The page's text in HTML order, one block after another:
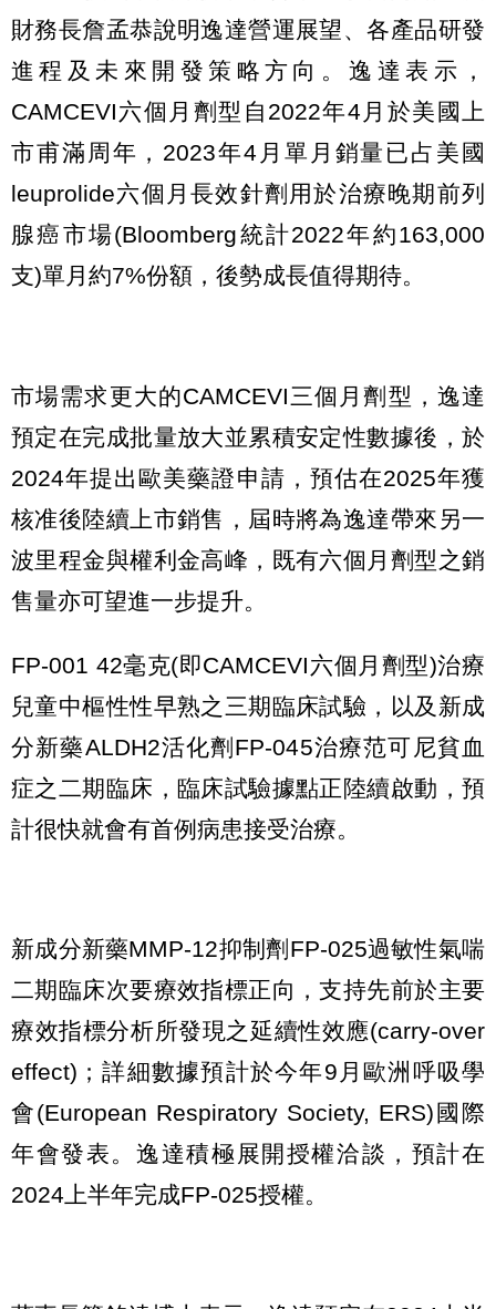
財務長詹孟恭說明逸達營運展望、各產品研發
進程及未來開發策略方向。逸達表示，
CAMCEVI六個月劑型自2022年4月於美國上
市甫滿周年，2023年4月單月銷量已占美國
leuprolide六個月長效針劑用於治療晚期前列
腺癌市場(Bloomberg統計2022年約163,000
支)單月約7%份額，後勢成長值得期待。
市場需求更大的CAMCEVI三個月劑型，逸達
預定在完成批量放大並累積安定性數據後，於
2024年提出歐美藥證申請，預估在2025年獲
核准後陸續上市銷售，屆時將為逸達帶來另一
波里程金與權利金高峰，既有六個月劑型之銷
售量亦可望進一步提升。
FP-001 42毫克(即CAMCEVI六個月劑型)治療
兒童中樞性性早熟之三期臨床試驗，以及新成
分新藥ALDH2活化劑FP-045治療范可尼貧血
症之二期臨床，臨床試驗據點正陸續啟動，預
計很快就會有首例病患接受治療。
新成分新藥MMP-12抑制劑FP-025過敏性氣喘
二期臨床次要療效指標正向，支持先前於主要
療效指標分析所發現之延續性效應(carry-over
effect)；詳細數據預計於今年9月歐洲呼吸學
會(European Respiratory Society, ERS)國際
年會發表。逸達積極展開授權洽談，預計在
2024上半年完成FP-025授權。